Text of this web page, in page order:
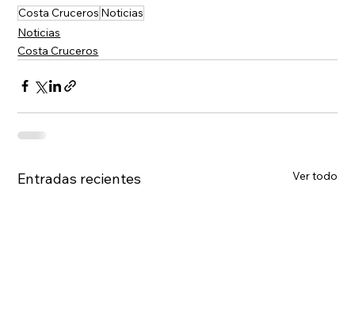
Costa Cruceros Noticias
Noticias
Costa Cruceros
Entradas recientes Ver todo